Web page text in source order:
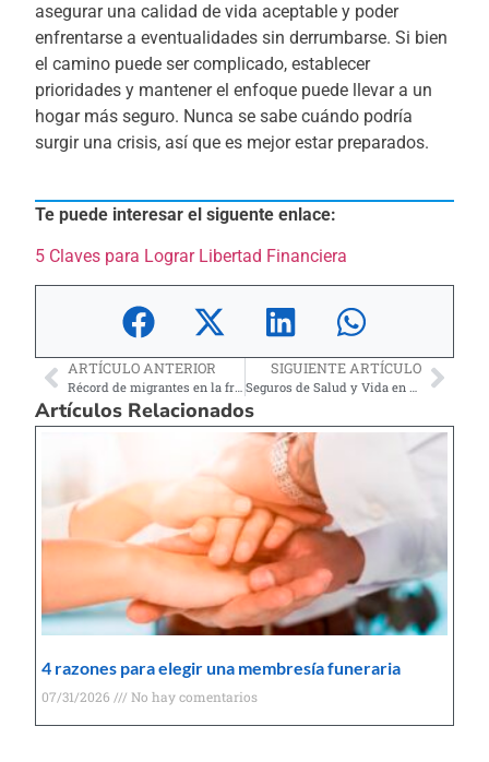
asegurar una calidad de vida aceptable y poder
enfrentarse a eventualidades sin derrumbarse. Si bien
el camino puede ser complicado, establecer
prioridades y mantener el enfoque puede llevar a un
hogar más seguro. Nunca se sabe cuándo podría
surgir una crisis, así que es mejor estar preparados.
Te puede interesar el siguente enlace:
5 Claves para Lograr Libertad Financiera
ARTÍCULO ANTERIOR
Récord de migrantes en la frontera de Texas
SIGUIENTE ARTÍCULO
Seguros de Salud y Vida en Estados Unidos
Artículos Relacionados
4 razones para elegir una membresía funeraria
07/31/2026 No hay comentarios